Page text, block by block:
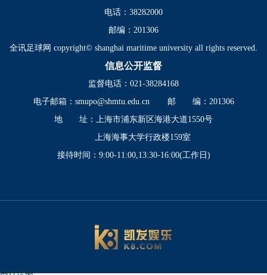
电话：38282000
邮编：201306
全讯足球网 copyright© shanghai maritime university all rights reserved.
信息公开监督
监督电话：021-38284168
电子邮箱： smupo@shmtu.edu.cn
邮 编：201306
地 址：上海市浦东新区海港大道1550号
上海海事大学行政楼159室
接待时间：9:00-11:00,13:30-16:00(工作日)